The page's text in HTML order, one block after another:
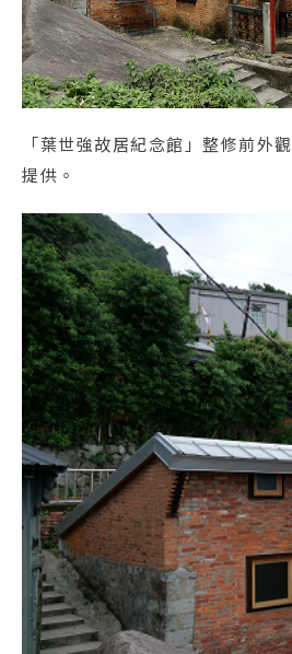
「葉世強故居紀念館」整修前外
提供。